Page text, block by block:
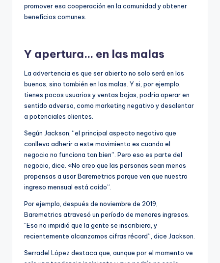
promover esa cooperación en la comunidad y obtener
beneficios comunes.
Y apertura… en las malas
La advertencia es que ser abierto no solo será en las
buenas, sino también en las malas. Y si, por ejemplo,
tienes pocos usuarios y ventas bajas, podría operar en
sentido adverso, como marketing negativo y desalentar
a potenciales clientes.
Según Jackson, “el principal aspecto negativo que
conlleva adherir a este movimiento es cuando el
negocio no funciona tan bien”. Pero eso es parte del
negocio, dice. «No creo que las personas sean menos
propensas a usar Baremetrics porque ven que nuestro
ingreso mensual está caído”.
Por ejemplo, después de noviembre de 2019,
Baremetrics atravesó un período de menores ingresos.
“Eso no impidió que la gente se inscribiera, y
recientemente alcanzamos cifras récord”, dice Jackson.
Serradel López destaca que, aunque por el momento ve